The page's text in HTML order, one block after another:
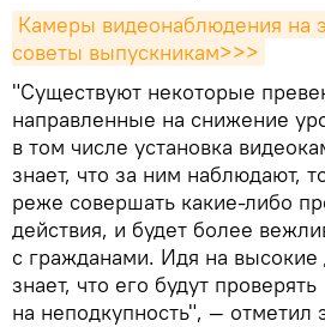
Камеры видеонаблюдения на
советы выпускникам>>>
"Существуют некоторые
направленные на снижение
в том числе установка
знает, что за ним наблюдают,
реже совершать какие-либо
действия, и будет более
с гражданами. Идя на
знает, что его будут проверять
на неподкупность", — отметил